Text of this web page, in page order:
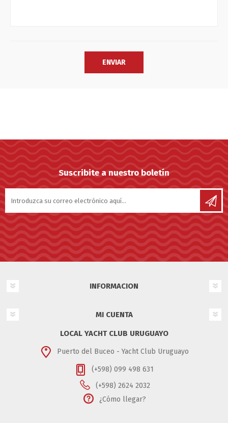
Suscribite a nuestro boletín
INFORMACION
MI CUENTA
LOCAL YACHT CLUB URUGUAYO
Puerto del Buceo - Yacht Club Uruguayo
(+598) 099 498 631
(+598) 2624 2032
¿Cómo llegar?